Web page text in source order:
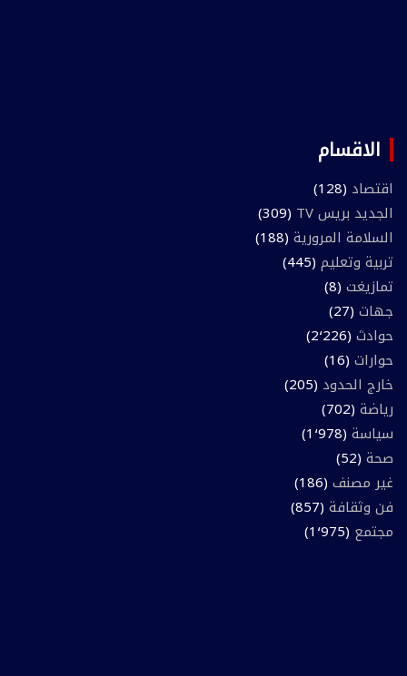
الاقسام
اقتصاد (128)
الجديد بريس TV
(309)
السلامة المرورية (188)
تربية وتعليم (445)
تمازيغت (8)
جهات (27)
حوادث (2٬226)
حوارات (16)
خارج الحدود (205)
رياضة (702)
سياسة (1٬978)
صحة (52)
غير مصنف (186)
فن وثقافة (857)
مجتمع (1٬975)